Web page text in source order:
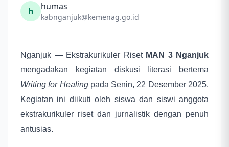
h humas
kabnganjuk@kemenag.go.id
Nganjuk — Ekstrakurikuler Riset MAN 3 Nganjuk
mengadakan kegiatan diskusi literasi bertema
Writing for Healingpada Senin, 22 Desember 2025.
Kegiatan ini diikuti oleh siswa dan siswi anggota
ekstrakurikuler riset dan jurnalistik dengan penuh
antusias.